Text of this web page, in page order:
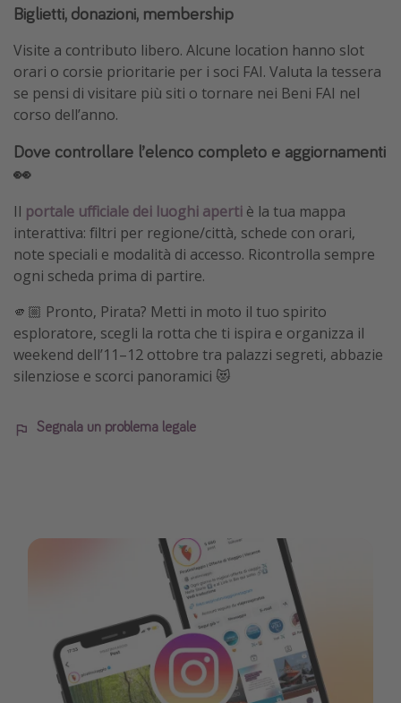
Biglietti, donazioni, membership
Visite a contributo libero. Alcune location hanno slot
orari o corsie prioritarie per i soci FAI. Valuta la tessera
se pensi di visitare più siti o tornare nei Beni FAI nel
corso dell’anno.
Dove controllare l’elenco completo e aggiornamenti
👀
Il portale ufficiale dei luoghi aperti è la tua mappa
interattiva: filtri per regione/città, schede con orari,
note speciali e modalità di accesso. Ricontrolla sempre
ogni scheda prima di partire.
🫵🏼 Pronto, Pirata? Metti in moto il tuo spirito
esploratore, scegli la rotta che ti ispira e organizza il
weekend dell’11–12 ottobre tra palazzi segreti, abbazie
silenziose e scorci panoramici 😻
Segnala un problema legale